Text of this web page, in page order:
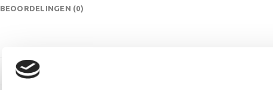
BEOORDELINGEN (0)